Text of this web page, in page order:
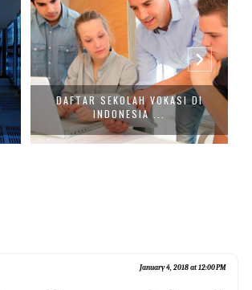
DAFTAR SEKOLAH VOKASI DI
INDONESIA ...
January 4, 2018 at 12:00 PM